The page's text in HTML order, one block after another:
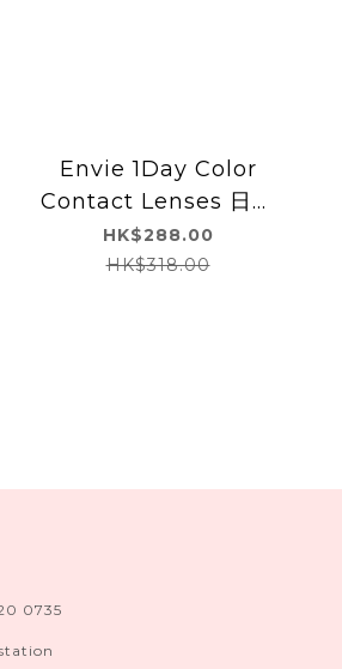
Envie 1Day Color
Contact Lenses 日本
Envie 每日即棄有色隱
形眼鏡 30片(Shade
HK$288.00
HK$318.00
0735